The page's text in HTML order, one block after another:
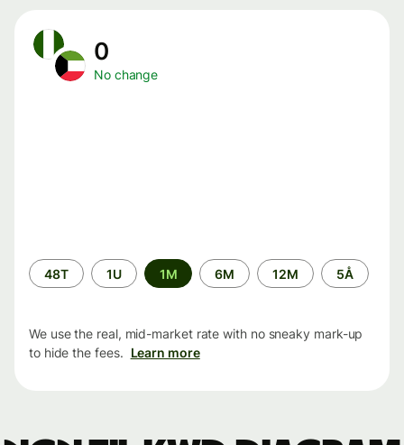
0
No change
Time
period
48T 1U 1M 6M 12M 5Å
We use the real, mid-market rate with no sneaky mark-up
to hide the fees. Learn more